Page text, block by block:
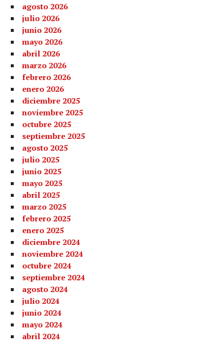
agosto 2026
julio 2026
junio 2026
mayo 2026
abril 2026
marzo 2026
febrero 2026
enero 2026
diciembre 2025
noviembre 2025
octubre 2025
septiembre 2025
agosto 2025
julio 2025
junio 2025
mayo 2025
abril 2025
marzo 2025
febrero 2025
enero 2025
diciembre 2024
noviembre 2024
octubre 2024
septiembre 2024
agosto 2024
julio 2024
junio 2024
mayo 2024
abril 2024